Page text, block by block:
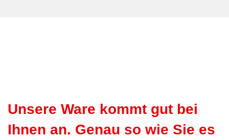
Unsere Ware kommt gut bei
Ihnen an. Genau so wie Sie es